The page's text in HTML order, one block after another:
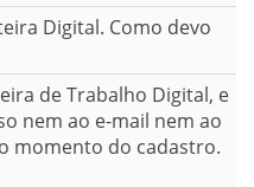
Digital. Como devo
de Trabalho Digital, e
nem ao e-mail nem ao
momento do cadastro.